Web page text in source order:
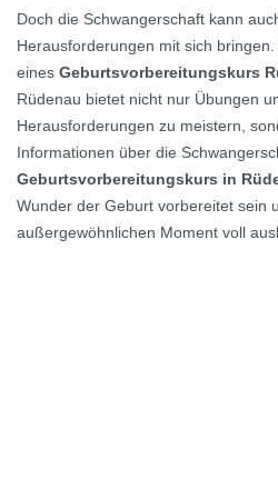
Doch die Schwangerschaft kann
Herausforderungen mit sich
eines Geburtsvorbereitungskurs
Rüdenau bietet nicht nur Übungen
Herausforderungen zu meistern,
Informationen über die
Geburtsvorbereitungskurs in
Wunder der Geburt vorbereitet sein
außergewöhnlichen Moment voll